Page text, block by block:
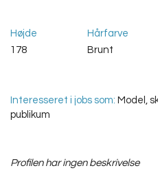
Højde
178
Hårfarve
Brunt
Interesseret i jobs som: Model,
publikum
Profilen har ingen beskrivelse